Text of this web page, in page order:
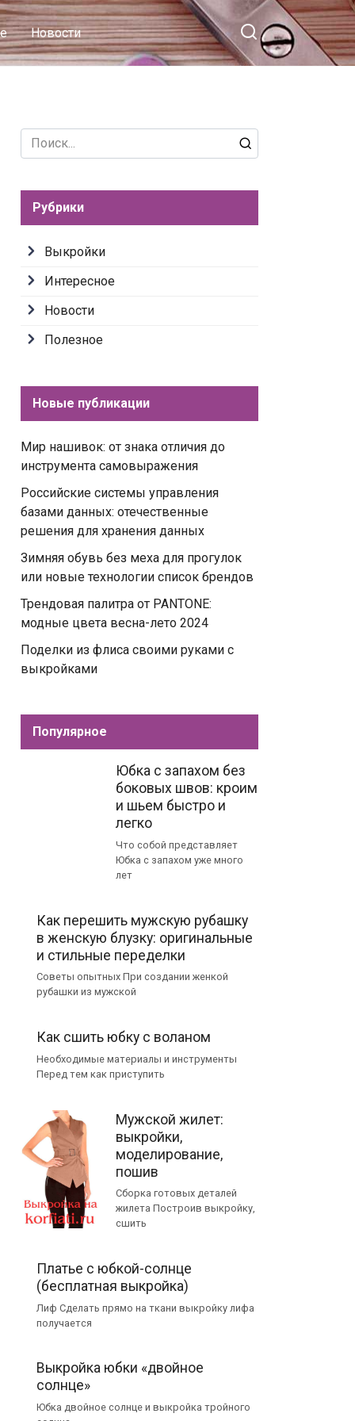
Новости
Search
for:
Рубрики
Выкройки
Интересное
Новости
Полезное
Новые публикации
Мир нашивок: от знака отличия до
инструмента самовыражения
Российские системы управления
базами данных: отечественные
решения для хранения данных
Зимняя обувь без меха для прогулок
или новые технологии список брендов
Трендовая палитра от PANTONE:
модные цвета весна-лето 2024
Поделки из флиса своими руками с
выкройками
Популярное
Юбка с запахом без
боковых швов: кроим
и шьем быстро и
легко
Что собой представляет
Юбка с запахом уже много
лет
Как перешить мужскую рубашку
в женскую блузку: оригинальные
и стильные переделки
Советы опытных При создании женкой
рубашки из мужской
Как сшить юбку с воланом
Необходимые материалы и инструменты
Перед тем как приступить
Мужской жилет:
выкройки,
моделирование,
пошив
Сборка готовых деталей
жилета Построив выкройку,
сшить
Платье с юбкой-солнце
(бесплатная выкройка)
Лиф Сделать прямо на ткани выкройку лифа
получается
Выкройка юбки «двойное
солнце»
Юбка двойное солнце и выкройка тройного